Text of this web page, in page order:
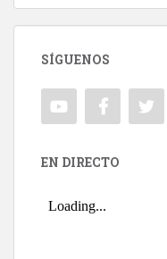
SÍGUENOS
EN DIRECTO